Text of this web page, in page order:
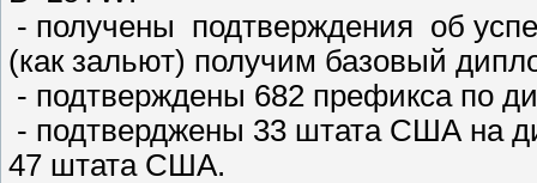
- получены подтверждения об
(как зальют) получим базовый
- подтверждены 682 префикса по
- подтверджены 33 штата США на
47 штата США.